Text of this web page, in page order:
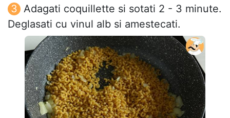
Adagati coquillette si sotati 2 - 3 minute.
Deglasati cu vinul alb si amestecati.